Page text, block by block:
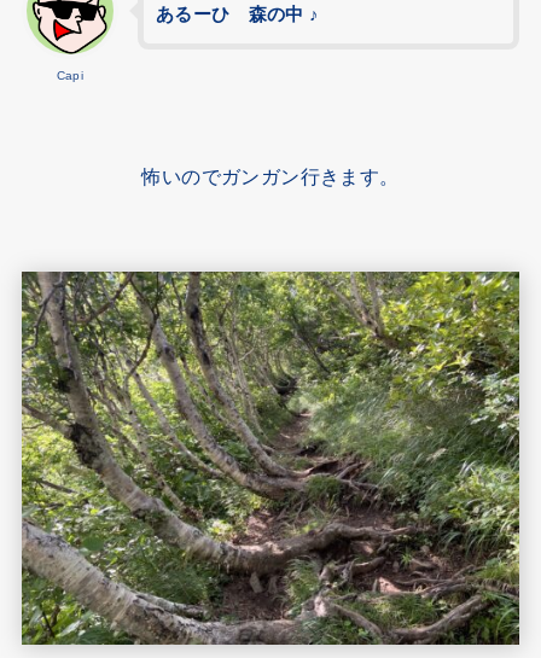
Capi
あるーひ 森の中 ♪
怖いのでガンガン行きます。